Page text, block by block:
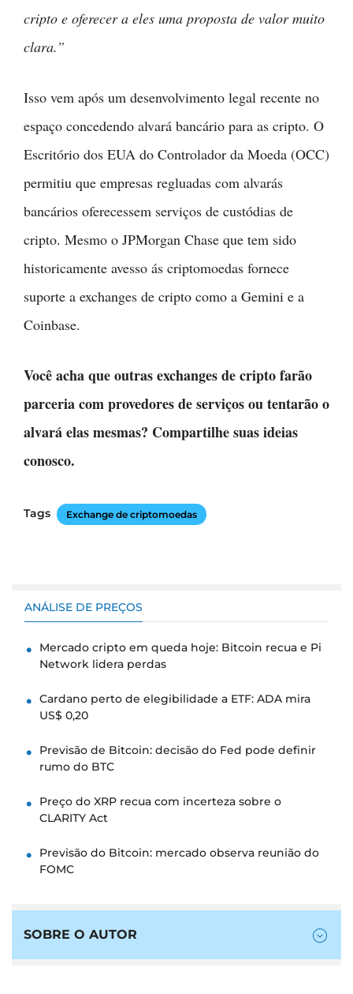
cripto e oferecer a eles uma proposta de valor muito
clara.”
Isso vem após um desenvolvimento legal recente no
espaço concedendo alvará bancário para as cripto. O
Escritório dos EUA do Controlador da Moeda (OCC)
permitiu que empresas regluadas com alvarás
bancários oferecessem serviços de custódias de
cripto. Mesmo o JPMorgan Chase que tem sido
historicamente avesso ás criptomoedas fornece
suporte a exchanges de cripto como a Gemini e a
Coinbase.
Você acha que outras exchanges de cripto farão
parceria com provedores de serviços ou tentarão o
alvará elas mesmas? Compartilhe suas ideias
conosco.
Tags Exchange de criptomoedas
ANÁLISE DE PREÇOS
Mercado cripto em queda hoje: Bitcoin recua e Pi
Network lidera perdas
Cardano perto de elegibilidade a ETF: ADA mira
US$ 0,20
Previsão de Bitcoin: decisão do Fed pode definir
rumo do BTC
Preço do XRP recua com incerteza sobre o
CLARITY Act
Previsão do Bitcoin: mercado observa reunião do
FOMC
SOBRE O AUTOR